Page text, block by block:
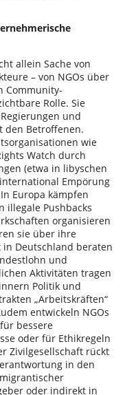
allein Sache von
– von NGOs über
Community-
Rolle. Sie
und
den Betroffenen.
wie
Watch durch
(etwa in libyschen
Empörung
Europa kämpfen
illegale Pushbacks
organisieren
sie über ihre
Deutschland beraten
und
Aktivitäten tragen
Politik und
„Arbeitskräften“
entwickeln NGOs
bessere
oder für Ethikregeln
Zivilgesellschaft rückt
in den
oder indirekt in